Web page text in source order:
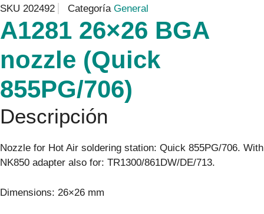
SKU 202492 Categoría General
A1281 26×26 BGA
nozzle (Quick
855PG/706)
Descripción
Nozzle for Hot Air soldering station: Quick 855PG/706. With
NK850 adapter also for: TR1300/861DW/DE/713.
Dimensions: 26×26 mm